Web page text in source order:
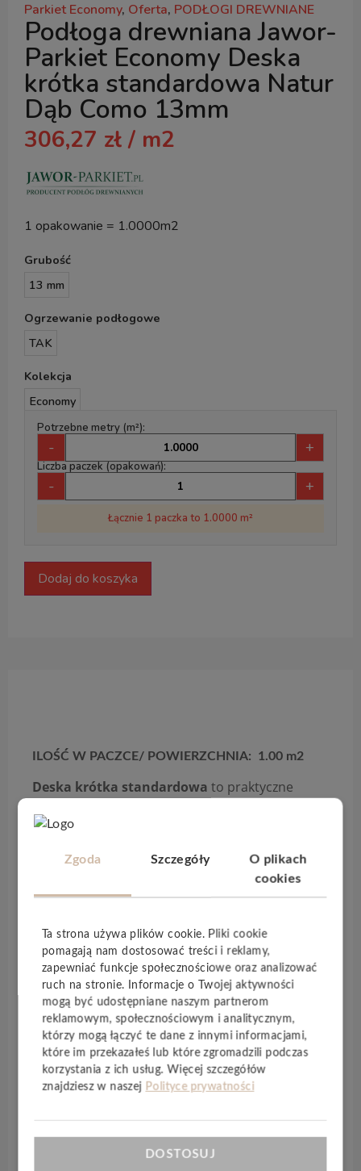
Parkiet Economy, Oferta, PODŁOGI DREWNIANE
Podłoga drewniana Jawor-
Parkiet Economy Deska
krótka standardowa Natur
Dąb Como 13mm
306,27 zł / m2
1 opakowanie = 1.0000m2
Grubość
13 mm
Ogrzewanie podłogowe
TAK
Kolekcja
Economy
Potrzebne metry (m²):
- +
Liczba paczek (opakowań):
- +
Łącznie 1 paczka to 1.0000 m²
Dodaj do koszyka
ILOŚĆ W PACZCE/ POWIERZCHNIA: 1.00 m2
Deska krótka standardowa to praktyczne
wysoką jakością wykonania. Grubość deski
grubości 3,6 mm
gwarantują trwałość na lata.
Uniwersalny charakter desek sprawia, że
większych pomieszczeń. Panele są odpowiednie
do montażu naogrzewaniu podłogowym
zapewniając komfort użytkowania i estetykę.
KLASA:NATUR (AB) – Biel niedopuszczalna,
dopuszczalne małe sęki, układ włókien dowolny,
dopuszczalne zmiany barwy, dopuszczalny
błyszcz.
Cena dostępna na zapytanie. Skontaktuj się z
mojepodlogi@mojepodlogi.com –
przygotujemy indywidualną wycenę.
Zgoda Szczegóły
O plikach
cookies
Ta strona używa plików cookie. Pliki cookie
pomagają nam dostosować treści i reklamy,
zapewniać funkcje społecznościowe oraz analizować
ruch na stronie. Informacje o Twojej aktywności
mogą być udostępniane naszym partnerom
reklamowym, społecznościowym i analitycznym,
którzy mogą łączyć te dane z innymi informacjami,
które im przekazałeś lub które zgromadzili podczas
korzystania z ich usług. Więcej szczegółów
znajdziesz w naszej Polityce prywatności
DOSTOSUJ